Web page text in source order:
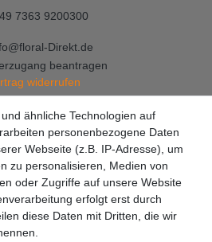
7363 9200300
Direkt.de
beantragen
widerrufen
ähnliche Technologien auf
personenbezogene Daten
Webseite (z.B. IP-Adresse), um
zu personalisieren, Medien von
oder Zugriffe auf unsere Website
erfolgt erst durch
diese Daten mit Dritten, die wir